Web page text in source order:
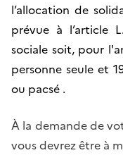
l’allocation de
prévue à l’article
sociale soit, pour
personne seule et
ou pacsé .
À la demande de
vous devrez être à